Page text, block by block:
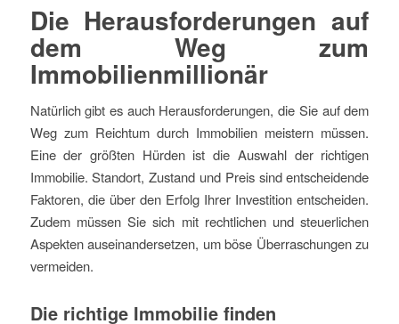
Die Herausforderungen auf
dem Weg zum
Immobilienmillionär
Natürlich gibt es auch Herausforderungen, die Sie auf dem
Weg zum Reichtum durch Immobilien meistern müssen.
Eine der größten Hürden ist die Auswahl der richtigen
Immobilie. Standort, Zustand und Preis sind entscheidende
Faktoren, die über den Erfolg Ihrer Investition entscheiden.
Zudem müssen Sie sich mit rechtlichen und steuerlichen
Aspekten auseinandersetzen, um böse Überraschungen zu
vermeiden.
Die richtige Immobilie finden